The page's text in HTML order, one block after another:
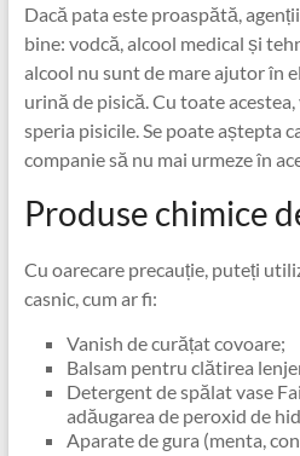
Dacă pata este proaspătă,
bine: vodcă, alcool medical și
alcool nu sunt de mare ajutor în
urină de pisică. Cu toate
speria pisicile. Se poate aștepta
companie să nu mai urmeze în
Produse chimice
Cu oarecare precauție, puteți
casnic, cum ar fi:
Vanish de curățat covoare;
Balsam pentru clătirea
Detergent de spălat vase
adăugarea de peroxid de
Aparate de gura (menta,